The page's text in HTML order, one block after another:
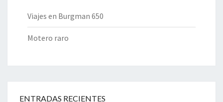
Viajes en Burgman 650
Motero raro
ENTRADAS RECIENTES